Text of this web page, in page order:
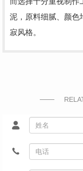
泥，原料细腻、颜色
寂风格。